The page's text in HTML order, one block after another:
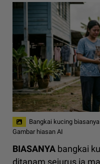
Bangkai kucing
Gambar hiasan AI
BIASANYA bangkai
ditanam sejurus ia